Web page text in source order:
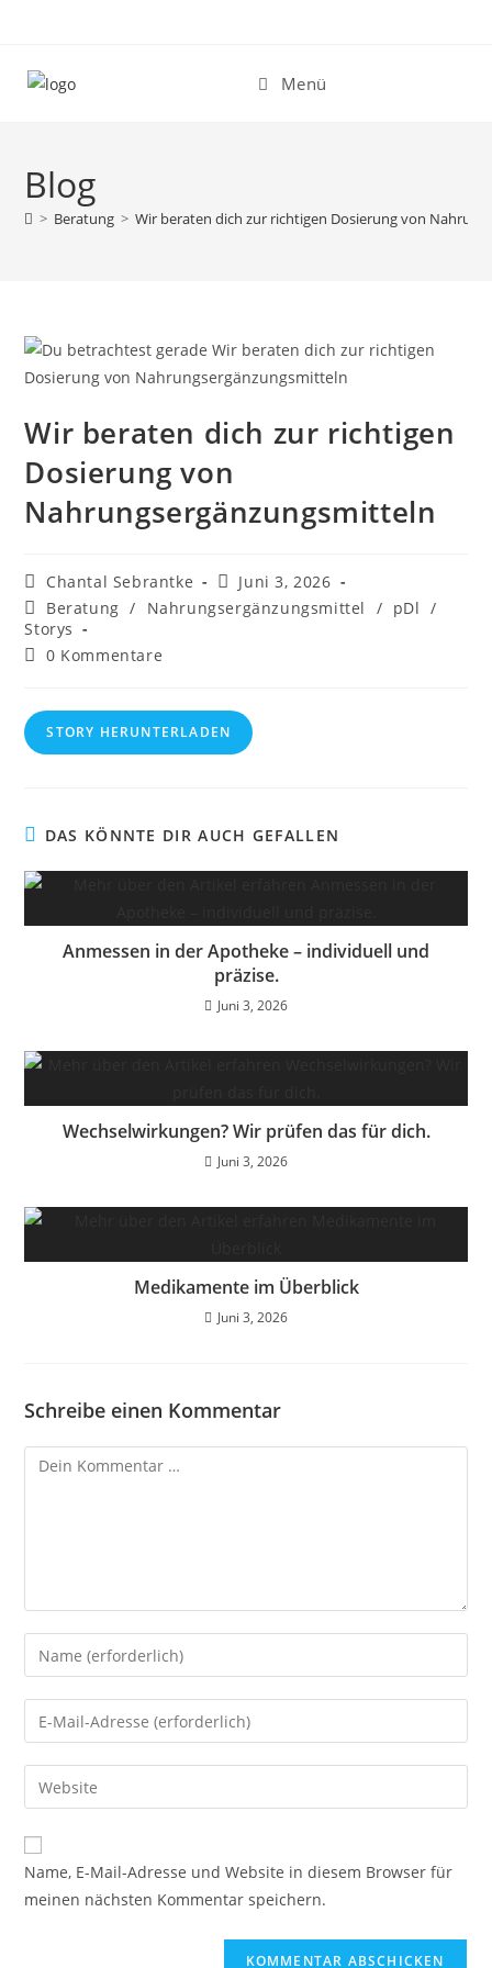
springen
Menü
Blog
> Beratung > Wir beraten dich zur richtigen Dosierung von
Wir beraten dich zur richtigen
Dosierung von
Nahrungsergänzungsmitteln
Beitrags-
Autor:
Chantal Sebrantke
Beitrag
veröffentlicht:
Juni 3, 2026
Beitrags-
Kategorie:
Beratung / Nahrungsergänzungsmittel / pDl /
Storys
Beitrags-
0 Kommentare
STORY HERUNTERLADEN
DAS KÖNNTE DIR AUCH GEFALLEN
Anmessen in der Apotheke – individuell und
präzise.
Juni 3, 2026
Wechselwirkungen? Wir prüfen das für dich.
Juni 3, 2026
Medikamente im Überblick
Juni 3, 2026
Schreibe einen Kommentar
Kommentar
Gib
deinen
Namen
oder
zum
Kommentieren
ein
Gib
deine
E-
Mail-
zum
Kommentieren
ein
Gib
deine
Website-
URL
Name, E-Mail-Adresse und Website in diesem Browser für
meinen nächsten Kommentar speichern.